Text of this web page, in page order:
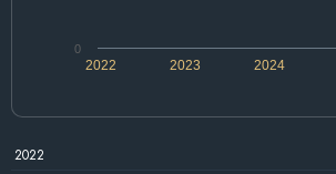
2022 2024
2023
0
2022